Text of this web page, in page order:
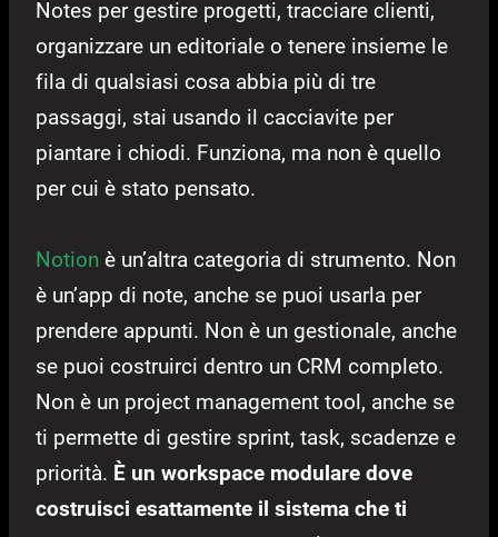
Notes per gestire progetti, tracciare clienti,
organizzare un editoriale o tenere insieme le
fila di qualsiasi cosa abbia più di tre
passaggi, stai usando il cacciavite per
piantare i chiodi. Funziona, ma non è quello
per cui è stato pensato.
Notion è un’altra categoria di strumento. Non
è un’app di note, anche se puoi usarla per
prendere appunti. Non è un gestionale, anche
se puoi costruirci dentro un CRM completo.
Non è un project management tool, anche se
ti permette di gestire sprint, task, scadenze e
priorità. È un workspace modulare dove
costruisci esattamente il sistema che ti